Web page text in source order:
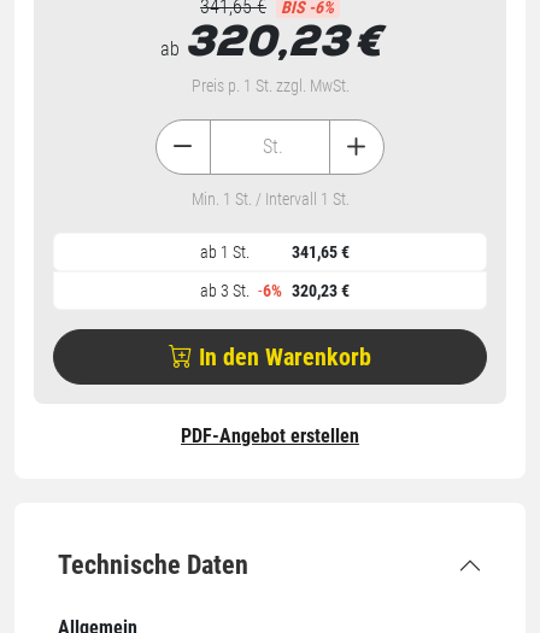
Technische Daten
Allgemein
341,65 € BIS -6%
ab 320,23 €
Preis p. 1 St. zzgl. MwSt.
ab 1 St.
341,65 €
ab 3 St.
-6% 320,23 €
St.
Min. 1 St. / Intervall 1 St.
In den Warenkorb
PDF-Angebot erstellen